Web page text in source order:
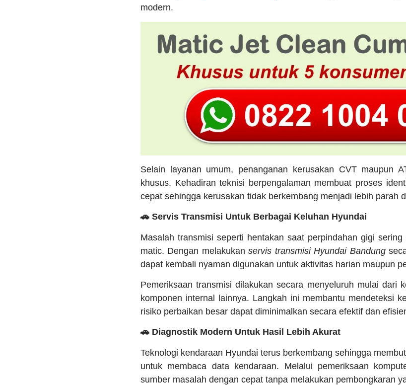
modern.
Selain layanan umum, penanganan kerusakan CVT maupun
khusus. Kehadiran teknisi berpengalaman membuat proses
cepat sehingga kerusakan tidak berkembang menjadi lebih parah
🚗 Servis Transmisi Untuk Berbagai Keluhan Hyundai
Masalah transmisi seperti hentakan saat perpindahan gigi
matic. Dengan melakukanservis transmisi Hyundai Bandung
dapat kembali nyaman digunakan untuk aktivitas harian maupun
Pemeriksaan transmisi dilakukan secara menyeluruh mulai dari
komponen internal lainnya. Langkah ini membantu mendeteksi
risiko perbaikan besar dapat diminimalkan secara efektif dan
🚗 Diagnostik Modern Untuk Hasil Lebih Akurat
Teknologi kendaraan Hyundai terus berkembang sehingga
untuk membaca data kendaraan. Melalui pemeriksaan
sumber masalah dengan cepat tanpa melakukan pembongkaran